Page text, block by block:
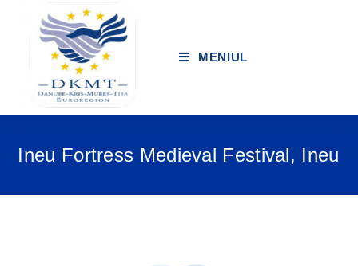
MENIUL
Ineu Fortress Medieval Festival, Ineu